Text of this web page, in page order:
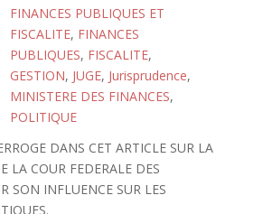
FINANCES PUBLIQUES ET
FISCALITE, FINANCES
PUBLIQUES, FISCALITE,
GESTION, JUGE, Jurisprudence,
MINISTERE DES FINANCES,
POLITIQUE
DANS CET ARTICLE SUR LA
LA COUR FEDERALE DES
SON INFLUENCE SUR LES